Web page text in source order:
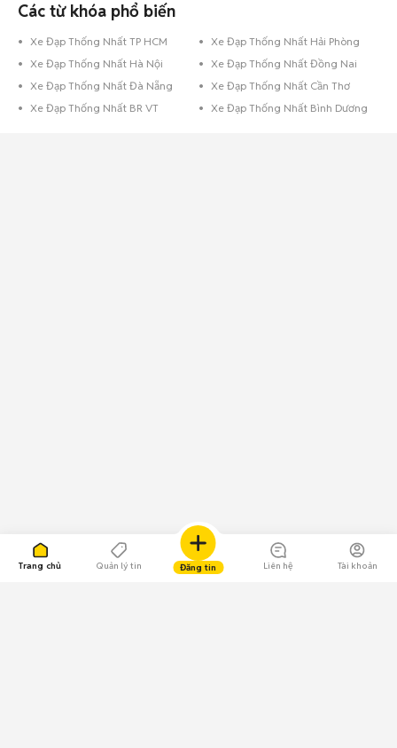
Trang chủ Quản lý tin Đăng tin Liên hệ Tài khoản
Các từ khóa phổ biến
Xe Đạp Thống Nhất TP HCM
Xe Đạp Thống Nhất Hải Phòng
Xe Đạp Thống Nhất Hà Nội
Xe Đạp Thống Nhất Đồng Nai
Xe Đạp Thống Nhất Đà Nẵng
Xe Đạp Thống Nhất Cần Thơ
Xe Đạp Thống Nhất BR VT
Xe Đạp Thống Nhất Bình Dương